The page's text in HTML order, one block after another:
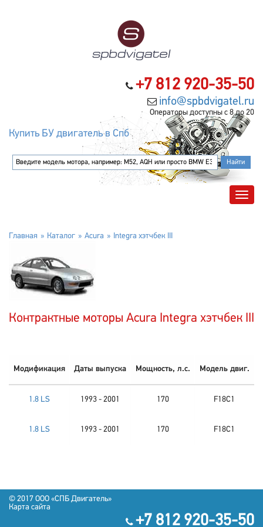
+7 812 920-35-50
info@spbdvigatel.ru
Операторы доступны с 8 до 20
Купить БУ двигатель в Спб
Главная Каталог Acura Integra хэтчбек III
Контрактные моторы Acura Integra хэтчбек III
Модификация Даты выпуска Мощность, л.с. Модель двиг.
1.8 LS 1993 - 2001 170 F18C1
1.8 LS 1993 - 2001 170 F18C1
© 2017 OOO «СПБ Двигатель»
Карта сайта
+7 812 920-35-50